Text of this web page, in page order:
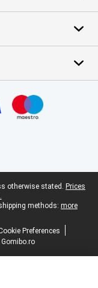
otherwise stated. Prices
methods: more
Preferences